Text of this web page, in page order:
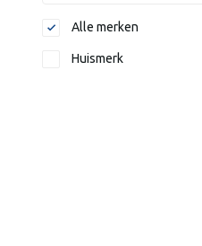
Alle merken
Huismerk